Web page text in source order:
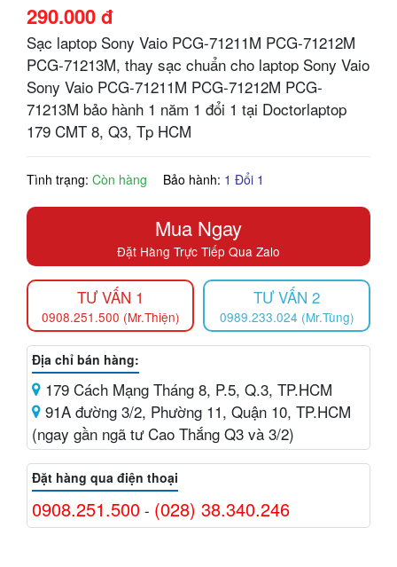
290.000 đ
Sạc laptop Sony Vaio PCG-71211M PCG-71212M
PCG-71213M, thay sạc chuẩn cho laptop Sony Vaio
Sony Vaio PCG-71211M PCG-71212M PCG-
71213M bảo hành 1 năm 1 đổi 1 tại Doctorlaptop
179 CMT 8, Q3, Tp HCM
Tình trạng: Còn hàng Bảo hành: 1 Đổi 1
Mua Ngay
Đặt Hàng Trực Tiếp Qua Zalo
TƯ VẤN 1
0908.251.500 (Mr.Thiện)
TƯ VẤN 2
0989.233.024 (Mr.Tùng)
Địa chỉ bán hàng:
179 Cách Mạng Tháng 8, P.5, Q.3, TP.HCM
91A đường 3/2, Phường 11, Quận 10, TP.HCM
(ngay gần ngã tư Cao Thắng Q3 và 3/2)
Đặt hàng qua điện thoại
0908.251.500 - (028) 38.340.246